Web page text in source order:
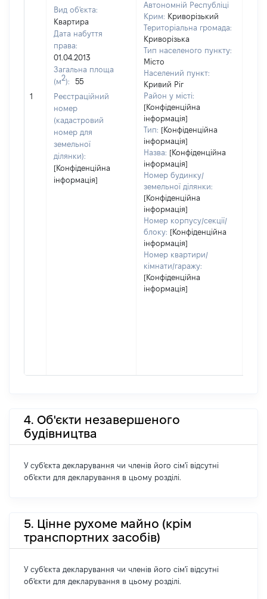
1
Вид об'єкта:
Квартира
Дата набуття
права:
01.04.2013
Загальна площа
(м2):
55
Реєстраційний
номер
(кадастровий
номер для
земельної
ділянки):
[Конфіденційна
інформація]
Автономній Республіці
Крим: Криворізький
Територіальна громада:
Криворізька
Тип населеного пункту:
Місто
Населений пункт:
Кривий Ріг
Район у місті:
[Конфіденційна
інформація]
Тип: [Конфіденційна
інформація]
Назва: [Конфіденційна
інформація]
Номер будинку/
земельної ділянки:
[Конфіденційна
інформація]
Номер корпусу/секції/
блоку: [Конфіденційна
інформація]
Номер квартири/
кімнати/гаражу:
[Конфіденційна
інформація]
4. Об'єкти незавершеного
будівництва
У суб'єкта декларування чи членів його сім'ї відсутні
об'єкти для декларування в цьому розділі.
5. Цінне рухоме майно (крім
транспортних засобів)
У суб'єкта декларування чи членів його сім'ї відсутні
об'єкти для декларування в цьому розділі.